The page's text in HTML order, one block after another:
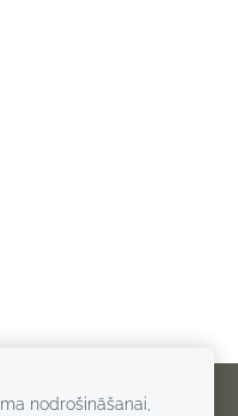
Sīkdatnes
nodrošināšanai,